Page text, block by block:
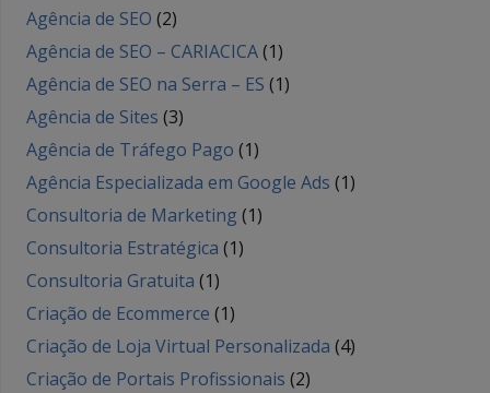
Agência de SEO (2)
Agência de SEO – CARIACICA(1)
Agência de SEO na Serra – ES (1)
Agência de Sites (3)
Agência de Tráfego Pago (1)
Agência Especializada em Google Ads (1)
Consultoria de Marketing (1)
Consultoria Estratégica (1)
Consultoria Gratuita (1)
Criação de Ecommerce (1)
Criação de Loja Virtual Personalizada (4)
Criação de Portais Profissionais (2)